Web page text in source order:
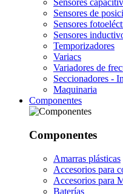
Sensores
Sensores de
Sensores
Sensores
Temporizadores
Variacs
Variadores de
Seccionadores -
Maquinaria
Componentes
Componentes
Amarras plásticas
Accesorios para
Accesorios para
Baterías